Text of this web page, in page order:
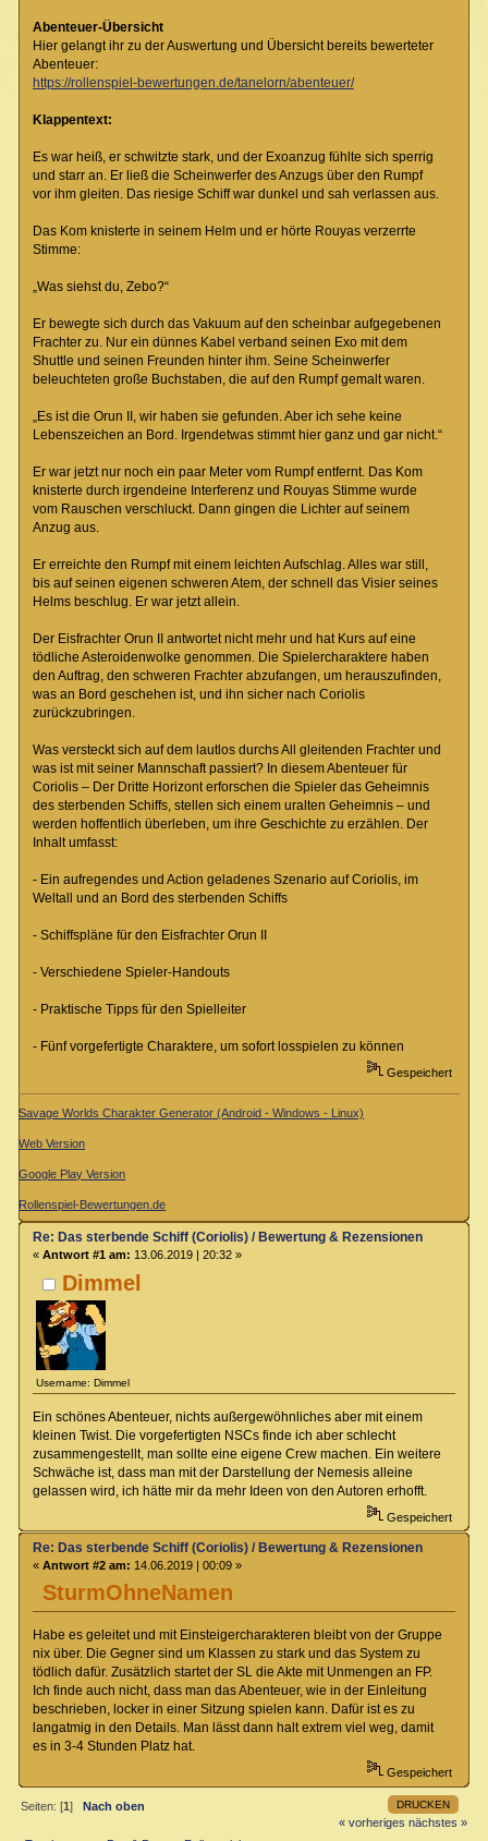
Abenteuer-Übersicht
Hier gelangt ihr zu der Auswertung und Übersicht bereits bewerteter
Abenteuer:
https://rollenspiel-bewertungen.de/tanelorn/abenteuer/
Klappentext:
Es war heiß, er schwitzte stark, und der Exoanzug fühlte sich sperrig
und starr an. Er ließ die Scheinwerfer des Anzugs über den Rumpf
vor ihm gleiten. Das riesige Schiff war dunkel und sah verlassen aus.
Das Kom knisterte in seinem Helm und er hörte Rouyas verzerrte
Stimme:
„Was siehst du, Zebo?“
Er bewegte sich durch das Vakuum auf den scheinbar aufgegebenen
Frachter zu. Nur ein dünnes Kabel verband seinen Exo mit dem
Shuttle und seinen Freunden hinter ihm. Seine Scheinwerfer
beleuchteten große Buchstaben, die auf den Rumpf gemalt waren.
„Es ist die Orun II, wir haben sie gefunden. Aber ich sehe keine
Lebenszeichen an Bord. Irgendetwas stimmt hier ganz und gar nicht.“
Er war jetzt nur noch ein paar Meter vom Rumpf entfernt. Das Kom
knisterte durch irgendeine Interferenz und Rouyas Stimme wurde
vom Rauschen verschluckt. Dann gingen die Lichter auf seinem
Anzug aus.
Er erreichte den Rumpf mit einem leichten Aufschlag. Alles war still,
bis auf seinen eigenen schweren Atem, der schnell das Visier seines
Helms beschlug. Er war jetzt allein.
Der Eisfrachter Orun II antwortet nicht mehr und hat Kurs auf eine
tödliche Asteroidenwolke genommen. Die Spielercharaktere haben
den Auftrag, den schweren Frachter abzufangen, um herauszufinden,
was an Bord geschehen ist, und ihn sicher nach Coriolis
zurückzubringen.
Was versteckt sich auf dem lautlos durchs All gleitenden Frachter und
was ist mit seiner Mannschaft passiert? In diesem Abenteuer für
Coriolis – Der Dritte Horizont erforschen die Spieler das Geheimnis
des sterbenden Schiffs, stellen sich einem uralten Geheimnis – und
werden hoffentlich überleben, um ihre Geschichte zu erzählen. Der
Inhalt umfasst:
- Ein aufregendes und Action geladenes Szenario auf Coriolis, im
Weltall und an Bord des sterbenden Schiffs
- Schiffspläne für den Eisfrachter Orun II
- Verschiedene Spieler-Handouts
- Praktische Tipps für den Spielleiter
- Fünf vorgefertigte Charaktere, um sofort losspielen zu können
Gespeichert
Savage Worlds Charakter Generator (Android - Windows - Linux)
Web Version
Google Play Version
Rollenspiel-Bewertungen.de
Dimmel
Username: Dimmel
Re: Das sterbende Schiff (Coriolis) / Bewertung & Rezensionen
« Antwort #1 am: 13.06.2019 | 20:32 »
Ein schönes Abenteuer, nichts außergewöhnliches aber mit einem
kleinen Twist. Die vorgefertigten NSCs finde ich aber schlecht
zusammengestellt, man sollte eine eigene Crew machen. Ein weitere
Schwäche ist, dass man mit der Darstellung der Nemesis alleine
gelassen wird, ich hätte mir da mehr Ideen von den Autoren erhofft.
Gespeichert
SturmOhneNamen
Re: Das sterbende Schiff (Coriolis) / Bewertung & Rezensionen
« Antwort #2 am: 14.06.2019 | 00:09 »
Habe es geleitet und mit Einsteigercharakteren bleibt von der Gruppe
nix über. Die Gegner sind um Klassen zu stark und das System zu
tödlich dafür. Zusätzlich startet der SL die Akte mit Unmengen an FP.
Ich finde auch nicht, dass man das Abenteuer, wie in der Einleitung
beschrieben, locker in einer Sitzung spielen kann. Dafür ist es zu
langatmig in den Details. Man lässt dann halt extrem viel weg, damit
es in 3-4 Stunden Platz hat.
Gespeichert
DRUCKEN
Seiten: [1]Nach oben
« vorheriges nächstes »